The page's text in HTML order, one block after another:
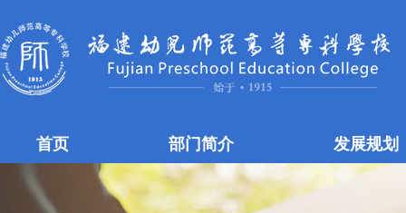
首页 部门简介 发展规划